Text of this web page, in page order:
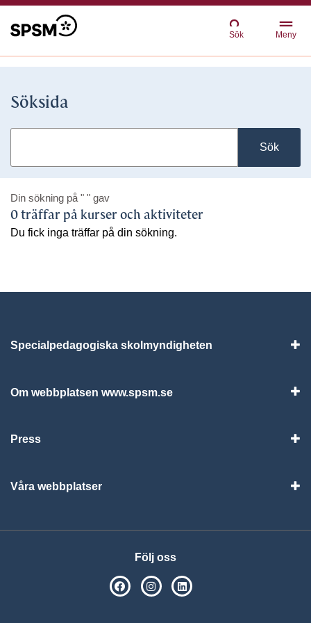
Sök Meny
Söksida
Sök
Din sökning på " " gav
0 träffar på kurser och aktiviteter
Du fick inga träffar på din sökning.
Specialpedagogiska skolmyndigheten
Om webbplatsen www.spsm.se
Press
Våra webbplatser
Följ oss
SPSM på Facebook
SPSM på Instagram